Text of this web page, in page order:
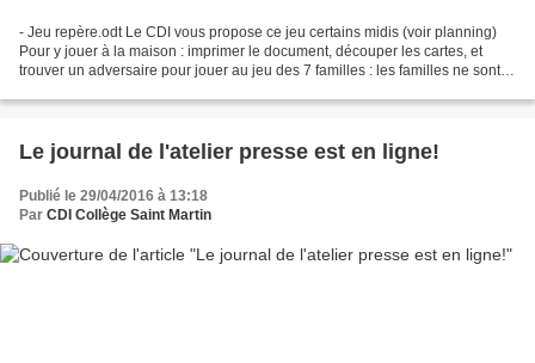
- Jeu repère.odt Le CDI vous propose ce jeu certains midis (voir planning)
Pour y jouer à la maison : imprimer le document, découper les cartes, et
trouver un adversaire pour jouer au jeu des 7 familles : les familles ne sont
Le journal de l'atelier presse est en ligne!
Publié le 29/04/2016 à 13:18
Par CDI Collège Saint Martin